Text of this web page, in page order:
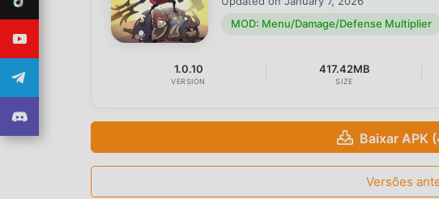
MOD: Menu/Damage/Defense Multiplier
1.0.10
VERSION
417.42MB
SIZE
Baixar APK
Versões